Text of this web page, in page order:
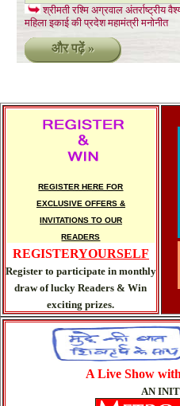
श्रीमती रश्मि अग्रवाल अंतर्राष्ट्रीय
महिला इकाई की प्रदेश महामंत्री मनोनीत
और पढ़ें »
REGISTER HERE FOR
EXCLUSIVE OFFERS &
INVITATIONS TO OUR
READERS
REGISTERYOURSELF
Register to participate in monthly
draw of lucky Readers & Win
exciting prizes.
A Live Show
AN